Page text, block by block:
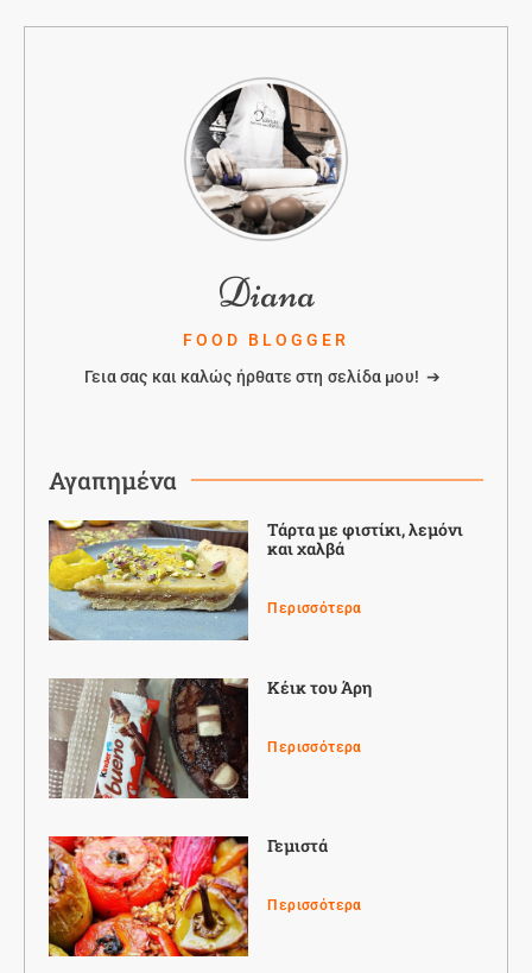
Diana
FOOD BLOGGER
Γεια σας και καλώς ήρθατε στη σελίδα μου! ➔
Αγαπημένα
Τάρτα με φιστίκι, λεμόνι
και χαλβά
Περισσότερα
Κέικ του Άρη
Περισσότερα
Γεμιστά
Περισσότερα